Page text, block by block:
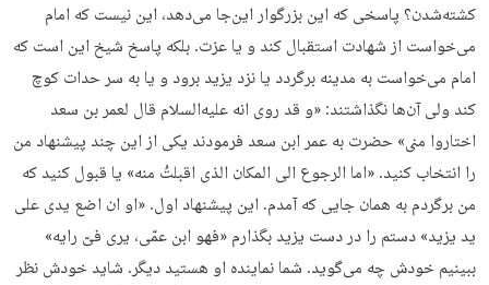
کشته‌شدن؟ پاسخی که این بزرگوار این‌جا می‌دهد، این نیست که امام
می‌خواست از شهادت استقبال کند و یا عزت. بلکه پاسخ شیخ این است که
امام می‌خواست به مدینه برگردد یا نزد یزید برود و یا به سر حدات کوچ
کند ولی آن‌ها نگذاشتند: «و قد روی انه علیه‌السلام قال لعمر بن سعد
اختاروا منی» حضرت به عمر ابن سعد فرمودند یکی از این چند پیشنهاد من
را انتخاب کنید. «اما الرجوع الی المکان الذی اقبلتُ منه» یا قبول کنید که
من برگردم به همان جایی که آمدم. این پیشنهاد اول. «او ان اضع یدی علی
ید یزید» دستم را در دست یزید بگذارم «فهو ابن عمّی، یری فیّ رایه»
ببینیم خودش چه می‌گوید. شما نماینده او هستید دیگر. شاید خودش نظر